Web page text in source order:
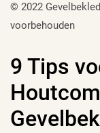
© 2022
voorbehouden
9 Tips